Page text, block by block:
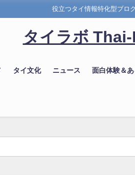
役立つタイ情報特化型ブロ
タイラボ
タイ文化 ニュース 面白体験＆